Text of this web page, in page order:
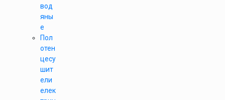
вод
яны
е
Пол
отен
цесу
шит
ели
елек